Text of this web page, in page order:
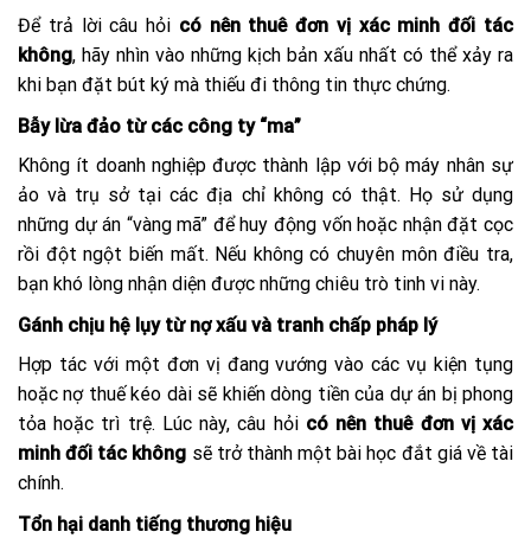
Để trả lời câu hỏi có nên thuê đơn vị xác minh đối tác
không, hãy nhìn vào những kịch bản xấu nhất có thể xảy ra
khi bạn đặt bút ký mà thiếu đi thông tin thực chứng.
Bẫy lừa đảo từ các công ty “ma”
Không ít doanh nghiệp được thành lập với bộ máy nhân sự
ảo và trụ sở tại các địa chỉ không có thật. Họ sử dụng
những dự án “vàng mã” để huy động vốn hoặc nhận đặt cọc
rồi đột ngột biến mất. Nếu không có chuyên môn điều tra,
bạn khó lòng nhận diện được những chiêu trò tinh vi này.
Gánh chịu hệ lụy từ nợ xấu và tranh chấp pháp lý
Hợp tác với một đơn vị đang vướng vào các vụ kiện tụng
hoặc nợ thuế kéo dài sẽ khiến dòng tiền của dự án bị phong
tỏa hoặc trì trệ. Lúc này, câu hỏi có nên thuê đơn vị xác
minh đối tác không sẽ trở thành một bài học đắt giá về tài
chính.
Tổn hại danh tiếng thương hiệu